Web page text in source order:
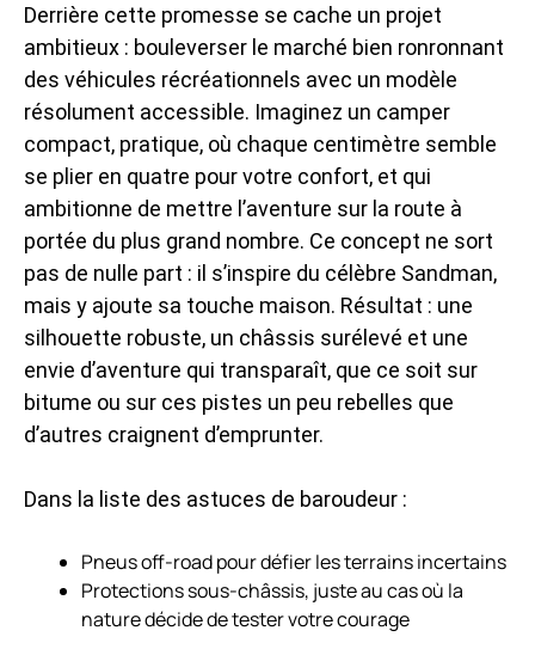
Derrière cette promesse se cache un projet
ambitieux : bouleverser le marché bien ronronnant
des véhicules récréationnels avec un modèle
résolument accessible. Imaginez un camper
compact, pratique, où chaque centimètre semble
se plier en quatre pour votre confort, et qui
ambitionne de mettre l’aventure sur la route à
portée du plus grand nombre. Ce concept ne sort
pas de nulle part : il s’inspire du célèbre Sandman,
mais y ajoute sa touche maison. Résultat : une
silhouette robuste, un châssis surélevé et une
envie d’aventure qui transparaît, que ce soit sur
bitume ou sur ces pistes un peu rebelles que
d’autres craignent d’emprunter.
Dans la liste des astuces de baroudeur :
Pneus off-road pour défier les terrains incertains
Protections sous-châssis, juste au cas où la
nature décide de tester votre courage